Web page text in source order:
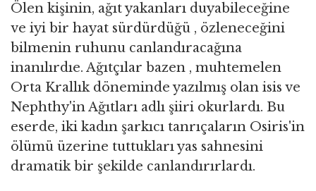
Ölen kişinin, ağıt yakanları duyabileceğine
ve iyi bir hayat sürdürdüğü , özleneceğini
bilmenin ruhunu canlandıracağına
inanılırdıe. Ağıtçılar bazen , muhtemelen
Orta Krallık döneminde yazılmış olan isis ve
Nephthy'in Ağıtları adlı şiiri okurlardı. Bu
eserde, iki kadın şarkıcı tanrıçaların Osiris'in
ölümü üzerine tuttukları yas sahnesini
dramatik bir şekilde canlandırırlardı.